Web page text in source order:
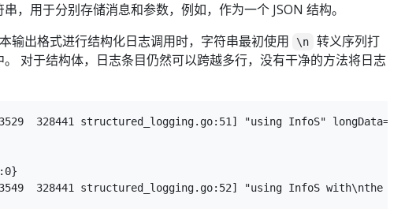
，用于分别存储消息和参数，例如，作为一个 JSON 结构。
输出格式进行结构化日志调用时，字符串最初使用
\n
转义序列打
对于结构体，日志条目仍然可以跨越多行，没有干净的方法将日志
328441 structured_logging.go:51] "using InfoS"